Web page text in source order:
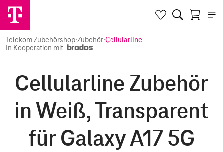
Telekom Zubehörshop·Zubehör·Cellularline
In Kooperation mit
Cellularline Zubehör
in Weiß, Transparent
für Galaxy A17 5G